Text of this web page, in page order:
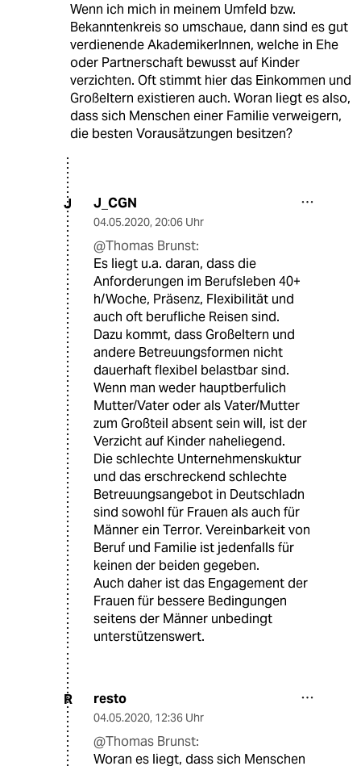
Wenn ich mich in meinem Umfeld bzw.
Bekanntenkreis so umschaue, dann sind es gut
verdienende AkademikerInnen, welche in Ehe
oder Partnerschaft bewusst auf Kinder
verzichten. Oft stimmt hier das Einkommen und
Großeltern existieren auch. Woran liegt es also,
dass sich Menschen einer Familie verweigern,
die besten Vorausätzungen besitzen?
J J_CGN
04.05.2020, 20:06 Uhr
@Thomas Brunst:
Es liegt u.a. daran, dass die
Anforderungen im Berufsleben 40+
h/Woche, Präsenz, Flexibilität und
auch oft berufliche Reisen sind.
Dazu kommt, dass Großeltern und
andere Betreuungsformen nicht
dauerhaft flexibel belastbar sind.
Wenn man weder hauptberfulich
Mutter/Vater oder als Vater/Mutter
zum Großteil absent sein will, ist der
Verzicht auf Kinder naheliegend.
Die schlechte Unternehmenskuktur
und das erschreckend schlechte
Betreuungsangebot in Deutschladn
sind sowohl für Frauen als auch für
Männer ein Terror. Vereinbarkeit von
Beruf und Familie ist jedenfalls für
keinen der beiden gegeben.
Auch daher ist das Engagement der
Frauen für bessere Bedingungen
seitens der Männer unbedingt
unterstützenswert.
R resto
04.05.2020, 12:36 Uhr
@Thomas Brunst:
Woran es liegt, dass sich Menschen